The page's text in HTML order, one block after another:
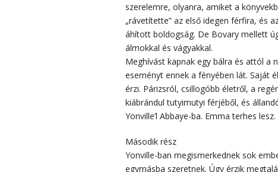
szerelemre, olyanra, amiket a
„rávetítette” az első idegen férfira, és
áhított boldogság. De Bovary mellett
álmokkal és vágyakkal.
Meghívást kapnak egy bálra és attól a
eseményt ennek a fényében lát. Saját
érzi. Párizsról, csillogóbb életről, a
kiábrándul tutyimutyi férjéből, és
Yonville’l Abbaye-ba. Emma terhes lesz.
Második rész
Yonville-ban megismerkednek sok
egymásba szeretnek. Úgy érzik